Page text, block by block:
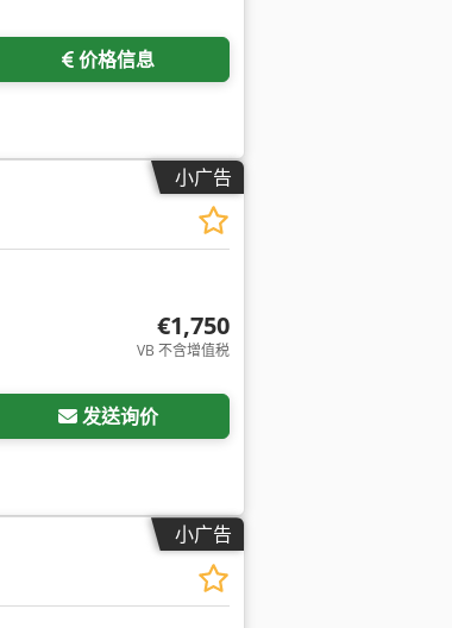
价格信息
小广告
€1,750
VB 不含增值税
发送询价
小广告